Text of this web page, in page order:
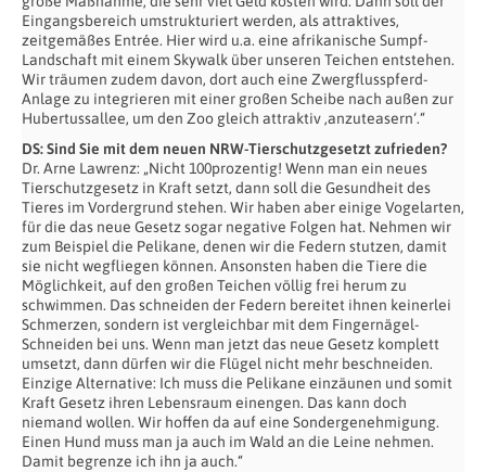
Eingangsbereich umstrukturiert werden, als attraktives,
zeitgemäßes Entrée. Hier wird u.a. eine afrikanische Sumpf-
Landschaft mit einem Skywalk über unseren Teichen entstehen.
Wir träumen zudem davon, dort auch eine Zwergflusspferd-
Anlage zu integrieren mit einer großen Scheibe nach außen zur
Hubertussallee, um den Zoo gleich attraktiv ‚anzuteasern‘.“
DS: Sind Sie mit dem neuen NRW-Tierschutzgesetzt zufrieden?
Dr. Arne Lawrenz: „Nicht 100prozentig! Wenn man ein neues
Tierschutzgesetz in Kraft setzt, dann soll die Gesundheit des
Tieres im Vordergrund stehen. Wir haben aber einige Vogelarten,
für die das neue Gesetz sogar negative Folgen hat. Nehmen wir
zum Beispiel die Pelikane, denen wir die Federn stutzen, damit
sie nicht wegfliegen können. Ansonsten haben die Tiere die
Möglichkeit, auf den großen Teichen völlig frei herum zu
schwimmen. Das schneiden der Federn bereitet ihnen keinerlei
Schmerzen, sondern ist vergleichbar mit dem Fingernägel-
Schneiden bei uns. Wenn man jetzt das neue Gesetz komplett
umsetzt, dann dürfen wir die Flügel nicht mehr beschneiden.
Einzige Alternative: Ich muss die Pelikane einzäunen und somit
Kraft Gesetz ihren Lebensraum einengen. Das kann doch
niemand wollen. Wir hoffen da auf eine Sondergenehmigung.
Einen Hund muss man ja auch im Wald an die Leine nehmen.
Damit begrenze ich ihn ja auch.“